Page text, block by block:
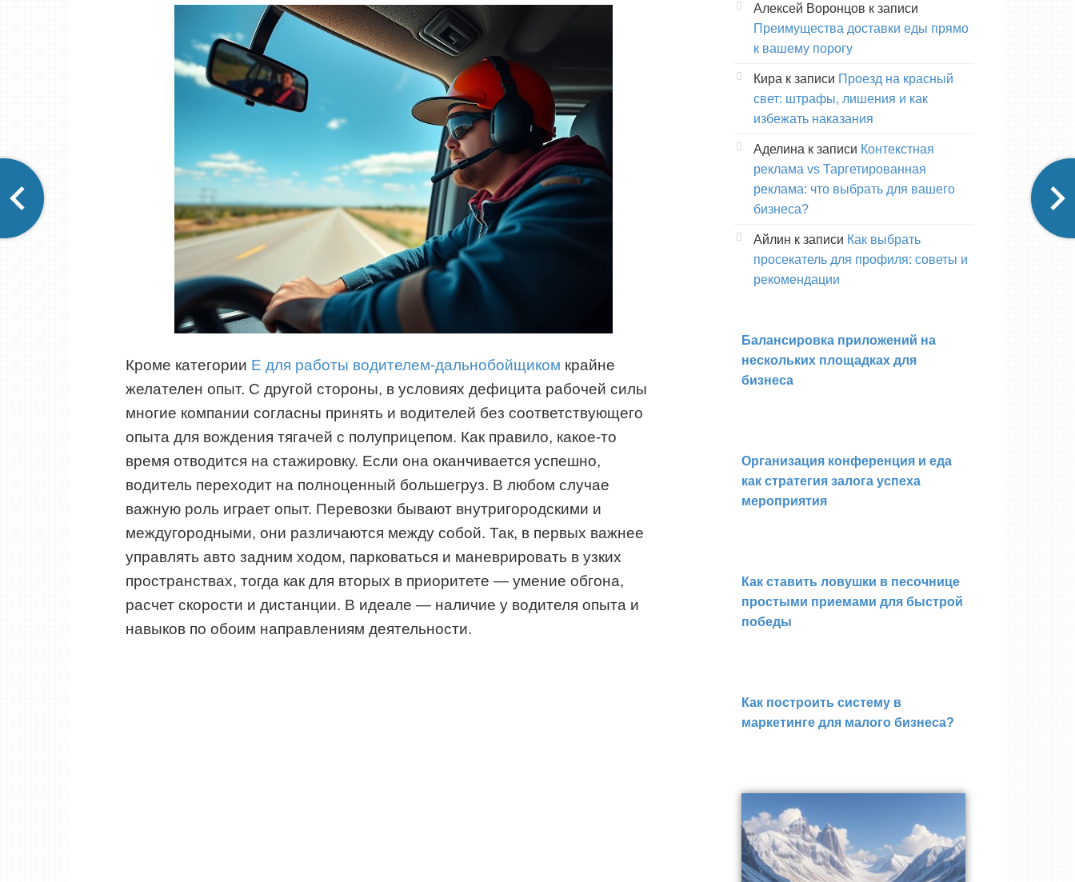
Кроме категории Е для работы водителем-дальнобойщиком крайне
желателен опыт. С другой стороны, в условиях дефицита рабочей силы
многие компании согласны принять и водителей без соответствующего
опыта для вождения тягачей с полуприцепом. Как правило, какое-то
время отводится на стажировку. Если она оканчивается успешно,
водитель переходит на полноценный большегруз. В любом случае
важную роль играет опыт. Перевозки бывают внутригородскими и
междугородными, они различаются между собой. Так, в первых важнее
управлять авто задним ходом, парковаться и маневрировать в узких
пространствах, тогда как для вторых в приоритете — умение обгона,
расчет скорости и дистанции. В идеале — наличие у водителя опыта и
навыков по обоим направлениям деятельности.
Алексей Воронцов к записи
Преимущества доставки еды прямо
к вашему порогу
Кира к записи Проезд на красный
свет: штрафы, лишения и как
избежать наказания
Аделина к записи Контекстная
реклама vs Таргетированная
реклама: что выбрать для вашего
бизнеса?
Айлин к записи Как выбрать
просекатель для профиля: советы и
рекомендации
Балансировка приложений на
нескольких площадках для
бизнеса
Организация конференция и еда
как стратегия залога успеха
мероприятия
Как ставить ловушки в песочнице
простыми приемами для быстрой
победы
Как построить систему в
маркетинге для малого бизнеса?